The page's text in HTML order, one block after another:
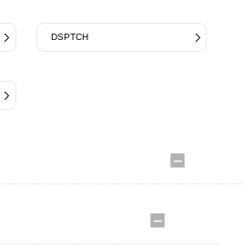
DSPTCH